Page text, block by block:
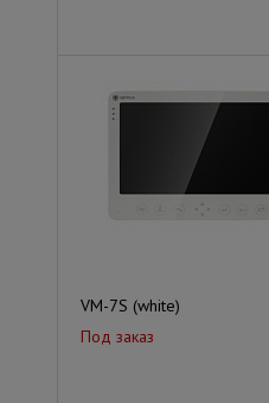
VM-7S (white)
Под заказ